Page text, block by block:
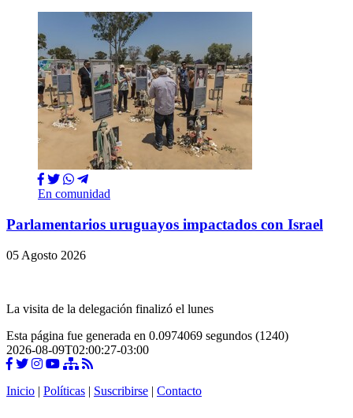
En comunidad
Parlamentarios uruguayos impactados con Israel
05 Agosto 2026
La visita de la delegación finalizó el lunes
Esta página fue generada en 0.0974069 segundos (1240)
2026-08-09T02:00:27-03:00
Inicio | Políticas | Suscribirse | Contacto